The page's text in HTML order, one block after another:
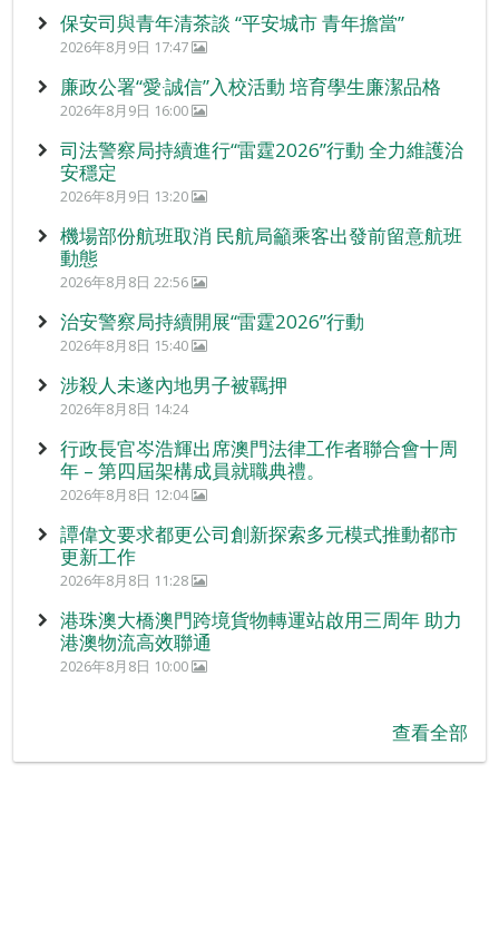
保安司與青年清茶談 “平安城市 青年擔當”
2026年8月9日 17:47
廉政公署“愛‧誠信”入校活動 培育學生廉潔品格
2026年8月9日 16:00
司法警察局持續進行“雷霆2026”行動 全力維護治
安穩定
2026年8月9日 13:20
機場部份航班取消 民航局籲乘客出發前留意航班
動態
2026年8月8日 22:56
治安警察局持續開展“雷霆2026”行動
2026年8月8日 15:40
涉殺人未遂內地男子被羈押
2026年8月8日 14:24
行政長官岑浩輝出席澳門法律工作者聯合會十周
年 – 第四屆架構成員就職典禮。
2026年8月8日 12:04
譚偉文要求都更公司創新探索多元模式推動都市
更新工作
2026年8月8日 11:28
港珠澳大橋澳門跨境貨物轉運站啟用三周年 助力
港澳物流高效聯通
2026年8月8日 10:00
查看全部